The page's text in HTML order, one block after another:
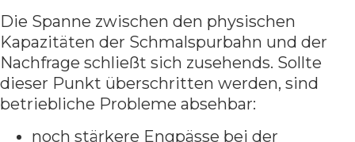
Die Spanne zwischen den physischen
Kapazitäten der Schmalspurbahn und der
Nachfrage schließt sich zusehends. Sollte
dieser Punkt überschritten werden, sind
betriebliche Probleme absehbar:
noch stärkere Engpässe bei der